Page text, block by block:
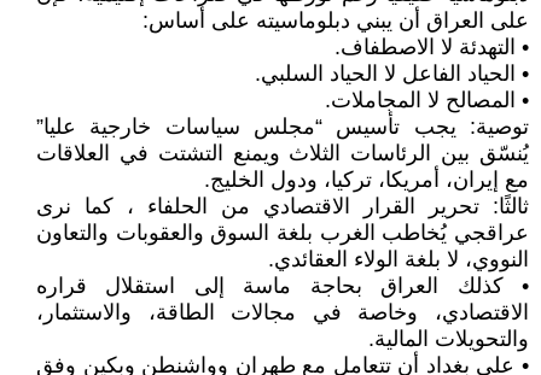
على العراق أن يبني دبلوماسيته على أساس:
• التهدئة لا الاصطفاف.
• الحياد الفاعل لا الحياد السلبي.
• المصالح لا المجاملات.
توصية: يجب تأسيس “مجلس سياسات خارجية عليا”
يُنسّق بين الرئاسات الثلاث ويمنع التشتت في العلاقات
مع إيران، أمريكا، تركيا، ودول الخليج.
ثالثًا: تحرير القرار الاقتصادي من الحلفاء ، كما نرى
عراقجي يُخاطب الغرب بلغة السوق والعقوبات والتعاون
النووي، لا بلغة الولاء العقائدي.
• كذلك العراق بحاجة ماسة إلى استقلال قراره
الاقتصادي، وخاصة في مجالات الطاقة، والاستثمار،
والتحويلات المالية.
• على بغداد أن تتعامل مع طهران وواشنطن وبكين وفق